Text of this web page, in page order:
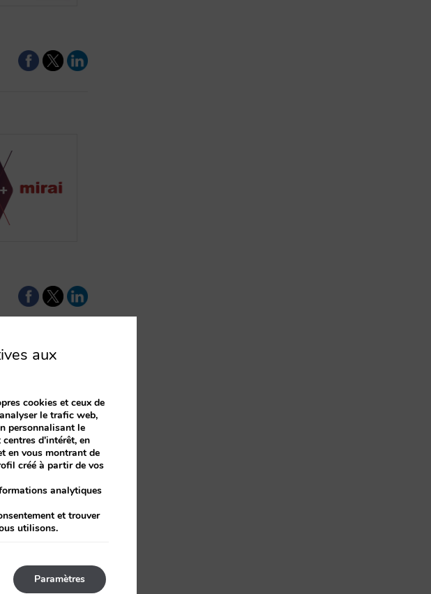
guise de
d’un mois qui
reçu…
aux
cookies et ceux de
le trafic web,
personnalisant le
d'intérêt, en
en vous montrant de
créé à partir de vos
analytiques
et trouver
utilisons.
Paramètres